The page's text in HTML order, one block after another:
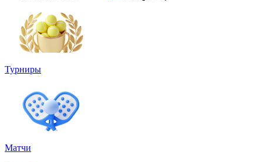
Турниры
Матчи